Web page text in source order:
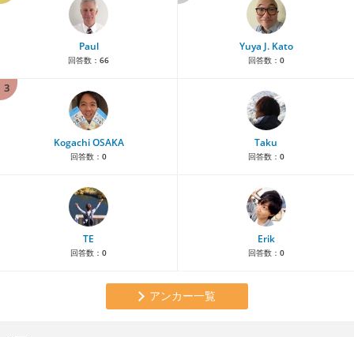
Paul
回答数： 66
Yuya J. Kato
回答数： 0
3
Kogachi OSAKA
回答数： 0
Taku
回答数： 0
TE
回答数： 0
Erik
回答数： 0
アンカー一覧